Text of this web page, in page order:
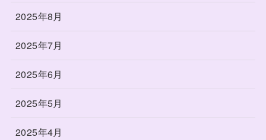
2025年8月
2025年7月
2025年6月
2025年5月
2025年4月